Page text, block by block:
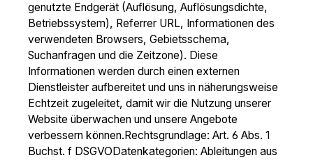
genutzte Endgerät (Auflösung, Auflösungsdichte,
Betriebssystem), Referrer URL, Informationen des
verwendeten Browsers, Gebietsschema,
Suchanfragen und die Zeitzone). Diese
Informationen werden durch einen externen
Dienstleister aufbereitet und uns in näherungsweise
Echtzeit zugeleitet, damit wir die Nutzung unserer
Website überwachen und unsere Angebote
verbessern können.Rechtsgrundlage: Art. 6 Abs. 1
Buchst. f DSGVODatenkategorien: Ableitungen aus